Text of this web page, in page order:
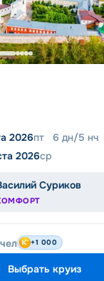
2026пт 6 дн/5 нч
2026ср
Суриков
+1 000
Выбрать круиз